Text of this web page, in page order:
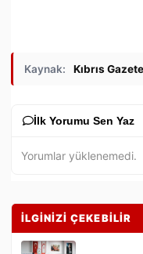
Kaynak: Kıbrıs
İlk Yorumu Sen Yaz
Yorumlar yüklenemedi.
İLGİNİZİ ÇEKEBİLİR